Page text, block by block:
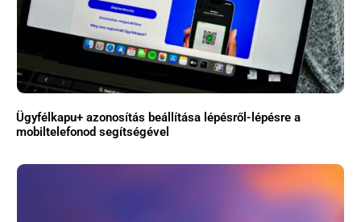
Ügyfélkapu+ azonosítás beállítása lépésről-lépésre a
mobiltelefonod segítségével